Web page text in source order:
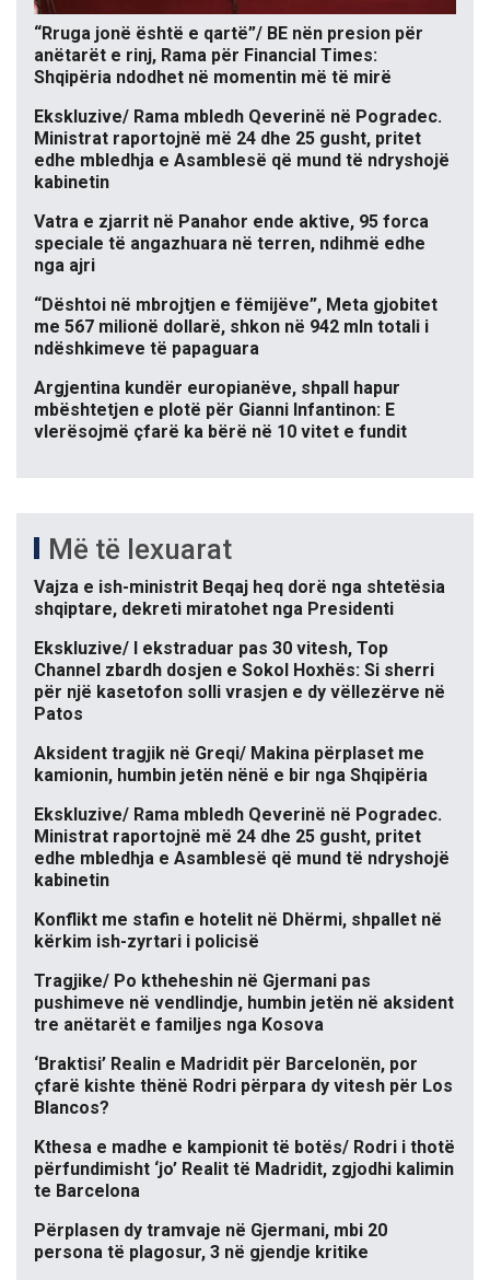
“Rruga jonë është e qartë”/ BE nën presion për
anëtarët e rinj, Rama për Financial Times:
Shqipëria ndodhet në momentin më të mirë
Ekskluzive/ Rama mbledh Qeverinë në Pogradec.
Ministrat raportojnë më 24 dhe 25 gusht, pritet
edhe mbledhja e Asamblesë që mund të ndryshojë
kabinetin
Vatra e zjarrit në Panahor ende aktive, 95 forca
speciale të angazhuara në terren, ndihmë edhe
nga ajri
“Dështoi në mbrojtjen e fëmijëve”, Meta gjobitet
me 567 milionë dollarë, shkon në 942 mln totali i
ndëshkimeve të papaguara
Argjentina kundër europianëve, shpall hapur
mbështetjen e plotë për Gianni Infantinon: E
vlerësojmë çfarë ka bërë në 10 vitet e fundit
Më të lexuarat
Vajza e ish-ministrit Beqaj heq dorë nga shtetësia
shqiptare, dekreti miratohet nga Presidenti
Ekskluzive/ I ekstraduar pas 30 vitesh, Top
Channel zbardh dosjen e Sokol Hoxhës: Si sherri
për një kasetofon solli vrasjen e dy vëllezërve në
Patos
Aksident tragjik në Greqi/ Makina përplaset me
kamionin, humbin jetën nënë e bir nga Shqipëria
Ekskluzive/ Rama mbledh Qeverinë në Pogradec.
Ministrat raportojnë më 24 dhe 25 gusht, pritet
edhe mbledhja e Asamblesë që mund të ndryshojë
kabinetin
Konflikt me stafin e hotelit në Dhërmi, shpallet në
kërkim ish-zyrtari i policisë
Tragjike/ Po ktheheshin në Gjermani pas
pushimeve në vendlindje, humbin jetën në aksident
tre anëtarët e familjes nga Kosova
‘Braktisi’ Realin e Madridit për Barcelonën, por
çfarë kishte thënë Rodri përpara dy vitesh për Los
Blancos?
Kthesa e madhe e kampionit të botës/ Rodri i thotë
përfundimisht ‘jo’ Realit të Madridit, zgjodhi kalimin
te Barcelona
Përplasen dy tramvaje në Gjermani, mbi 20
persona të plagosur, 3 në gjendje kritike